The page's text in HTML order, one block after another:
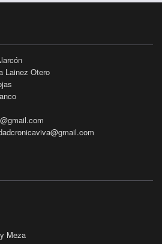
Lainez Otero
Meza